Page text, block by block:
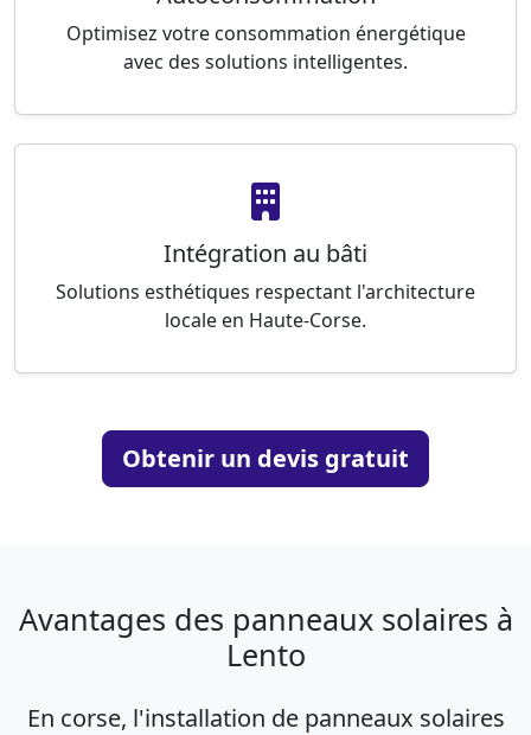
Optimisez votre consommation énergétique
avec des solutions intelligentes.
Intégration au bâti
Solutions esthétiques respectant l'architecture
locale en Haute-Corse.
Obtenir un devis gratuit
Avantages des panneaux solaires à
Lento
En corse, l'installation de panneaux solaires